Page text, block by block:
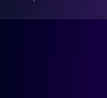
LGPD